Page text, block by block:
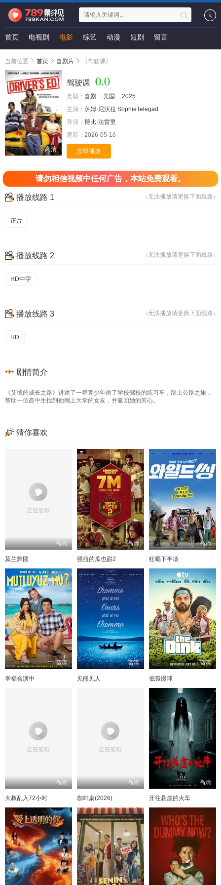
首页 电视剧 电影 综艺 动漫 短剧 留言
当前位置 首页 喜剧片 《驾驶课》
高清
驾驶课 0.0
类型： 喜剧 美国
2025
主演： 萨姆·尼沃拉 SophieTelegad
导演： 博比·法雷里
更新： 2026-05-16
立即播放
请勿相信视频中任何广告，本站免费观看。
↓无法播放请更换下面线路↓
播放线路 1
正片
↓无法播放请更换下面线路↓
播放线路 2
HD中字
↓无法播放请更换下面线路↓
播放线路 3
HD
剧情简介
《艾德的成长之路》讲述了一群青少年偷了学校驾校的练习车，踏上公路之旅，
帮助一位高中生找到他刚上大学的女友，并赢回她的芳心。
猜你喜欢
高清
莫兰舞团
高清
强扭的瓜也甜2
高清
狂唱下半场
高清
幸福合演中
高清
见熊见人
高清
低弧慢球
高清
大叔乱入72小时
高清
咖啡桌(2026)
高清
开往悬崖的火车